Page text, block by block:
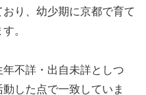
り、幼少期に京都で育て
。
不詳・出自未詳としつ
した点で一致していま